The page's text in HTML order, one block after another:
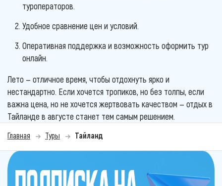
туроператоров.
Удобное сравнение цен и условий.
Оперативная поддержка и возможность оформить тур
онлайн.
Лето — отличное время, чтобы отдохнуть ярко и
нестандартно. Если хочется тропиков, но без толпы, если
важна цена, но не хочется жертвовать качеством — отдых в
Тайланде в августе станет тем самым решением.
Главная Туры Тайланд